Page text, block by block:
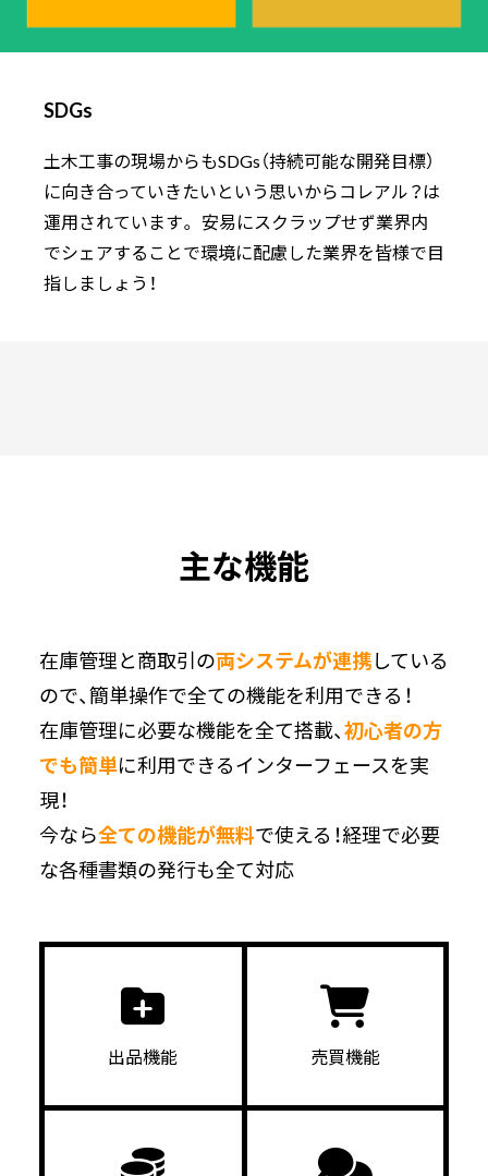
SDGs
土木工事の現場からもSDGs（持続可能な開発目標）
に向き合っていきたいという思いからコレアル？は
運用されています。 安易にスクラップせず業界内
でシェアすることで環境に配慮した業界を皆様で目
指しましょう！
主な機能
在庫管理と商取引の両システムが連携している
ので、簡単操作で全ての機能を利用できる！
在庫管理に必要な機能を全て搭載、初心者の方
でも簡単に利用できるインターフェースを実
現！
今なら全ての機能が無料で使える！経理で必要
な各種書類の発行も全て対応
出品機能 売買機能